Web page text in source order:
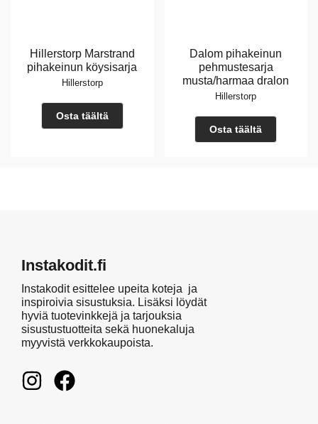
Hillerstorp Marstrand
pihakeinun köysisarja
Hillerstorp
Osta täältä
Dalom pihakeinun
pehmustesarja
musta/harmaa dralon
Hillerstorp
Osta täältä
Instakodit.fi
Instakodit esittelee upeita koteja ja
inspiroivia sisustuksia. Lisäksi löydät
hyviä tuotevinkkejä ja tarjouksia
sisustustuotteita sekä huonekaluja
myyvistä verkkokaupoista.